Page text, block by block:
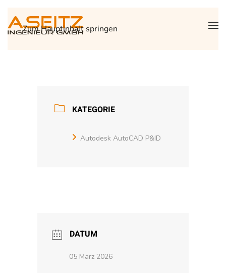
Zum Hauptinhalt springen
KATEGORIE
Autodesk AutoCAD P&ID
DATUM
05 März 2026